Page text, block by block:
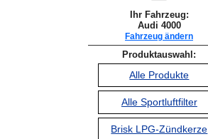
Ihr Fahrzeug:
Audi 4000
Fahrzeug ändern
Produktauswahl:
Alle Produkte
Alle Sportluftfilter
Brisk LPG-Zündkerze